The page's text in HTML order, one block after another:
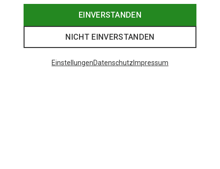
EINVERSTANDEN
NICHT EINVERSTANDEN
EinstellungenDatenschutz Impressum